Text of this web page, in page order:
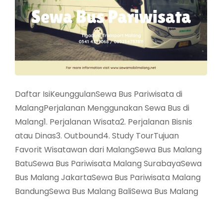
Daftar IsiKeunggulanSewa Bus Pariwisata di
MalangPerjalanan Menggunakan Sewa Bus di
Malang1. Perjalanan Wisata2. Perjalanan Bisnis
atau Dinas3. Outbound4. Study TourTujuan
Favorit Wisatawan dari MalangSewa Bus Malang
BatuSewa Bus Pariwisata Malang SurabayaSewa
Bus Malang JakartaSewa Bus Pariwisata Malang
BandungSewa Bus Malang BaliSewa Bus Malang